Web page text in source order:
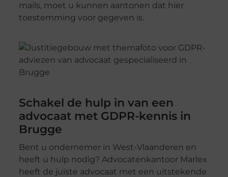
mails, moet u kunnen aantonen dat hier
toestemming voor gegeven is.
Schakel de hulp in van een
advocaat met GDPR-kennis in
Brugge
Bent u ondernemer in West-Vlaanderen en
heeft u hulp nodig? Advocatenkantoor Marlex
heeft de juiste advocaat met een uitstekende